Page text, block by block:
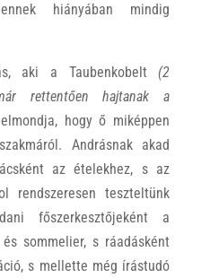
hiányában mindig
aki a Taubenkobelt (2
rettentően hajtanak a
hogy ő miképpen
Andrásnak akad
az ételekhez, s az
rendszeresen teszteltünk
főszerkesztőjeként a
sommelier, s ráadásként
s mellette még írástudó